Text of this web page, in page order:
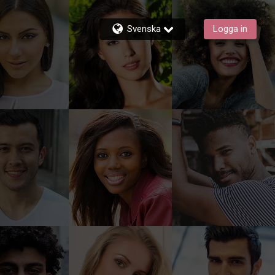
Svenska Logga in